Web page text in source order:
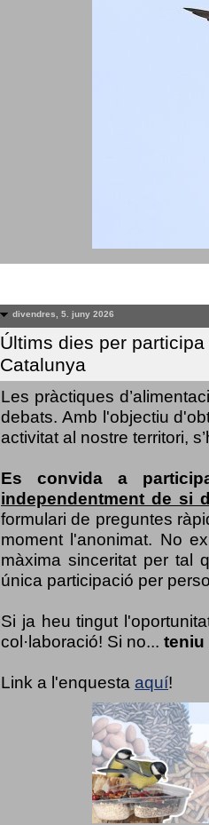
divendres, 5. juny 2026
Últims dies per
Catalunya
Les pràctiques
debats. Amb l'objectiu
activitat al nostre territori,
Es convida a
independentment de si
formulari de preguntes
moment l'anonimat. No
màxima sinceritat per tal
única participació per
Si ja heu tingut
col·laboració! Si no... teniu
Link a l'enquesta aquí!